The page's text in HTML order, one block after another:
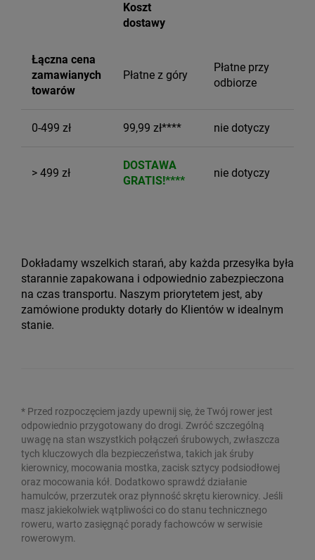
Koszt
dostawy
Łączna cena
zamawianych
towarów
Płatne z góry
Płatne przy
odbiorze
0-499 zł 99,99 zł**** nie dotyczy
> 499 zł
DOSTAWA
GRATIS!****
nie dotyczy
Dokładamy wszelkich starań, aby każda przesyłka była
starannie zapakowana i odpowiednio zabezpieczona
na czas transportu. Naszym priorytetem jest, aby
zamówione produkty dotarły do Klientów w idealnym
stanie.
* Przed rozpoczęciem jazdy upewnij się, że Twój rower jest
odpowiednio przygotowany do drogi. Zwróć szczególną
uwagę na stan wszystkich połączeń śrubowych, zwłaszcza
tych kluczowych dla bezpieczeństwa, takich jak śruby
kierownicy, mocowania mostka, zacisk sztycy podsiodłowej
oraz mocowania kół. Dodatkowo sprawdź działanie
hamulców, przerzutek oraz płynność skrętu kierownicy. Jeśli
masz jakiekolwiek wątpliwości co do stanu technicznego
roweru, warto zasięgnąć porady fachowców w serwisie
rowerowym.